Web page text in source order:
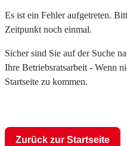
Es ist ein Fehler aufgetreten.
Zeitpunkt noch einmal.
Sicher sind Sie auf der Suche
Ihre Betriebsratsarbeit - Wenn
Startseite zu kommen.
Zurück zur Startseite